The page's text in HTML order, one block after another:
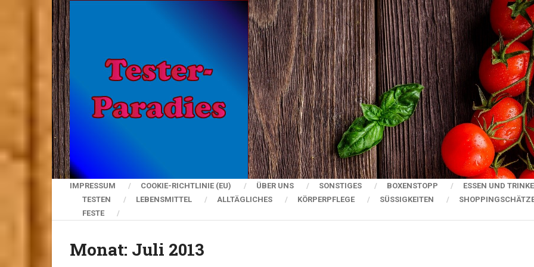
IMPRESSUM COOKIE-RICHTLINIE (EU) ÜBER UNS SONSTIGES BOXENSTOPP
ESSEN UND
TESTEN
LEBENSMITTEL ALLTÄGLICHES KÖRPERPFLEGE SÜSSIGKEITEN
FESTE
Monat: Juli 2013